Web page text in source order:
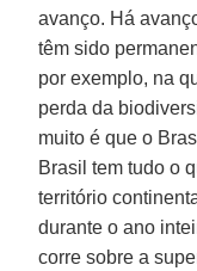
avanço. Há
têm sido
por exemplo, na
perda da
muito é que o
Brasil tem tudo o
território
durante o ano
corre sobre a